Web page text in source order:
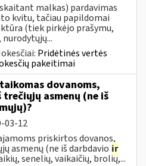
malkas) pardavimas
kvitu, tačiau papildomai
(tiek pirkėjo prašymu,
Pridėtinės vertės
pakeitimai
dovanoms,
asmenų (ne iš
03-12
priskirtos dovanos,
asmenų (ne iš darbdavio ir
senelių, vaikaičių, brolių,...